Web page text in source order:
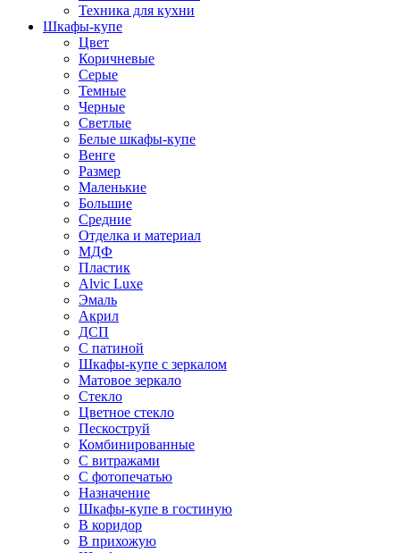
Техника для кухни
Шкафы-купе
Цвет
Коричневые
Серые
Темные
Черные
Светлые
Белые шкафы-купе
Венге
Размер
Маленькие
Большие
Средние
Отделка и материал
МДФ
Пластик
Alvic Luxe
Эмаль
Акрил
ДСП
С патиной
Шкафы-купе с зеркалом
Матовое зеркало
Стекло
Цветное стекло
Пескоструй
Комбинированные
С витражами
С фотопечатью
Назначение
Шкафы-купе в гостиную
В коридор
В прихожую